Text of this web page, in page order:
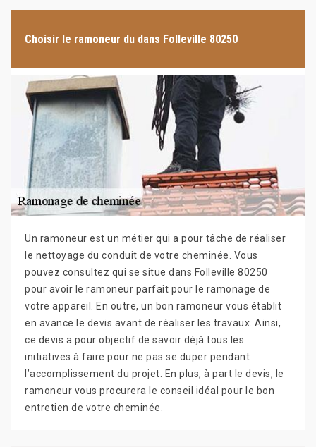
Choisir le ramoneur du dans Folleville 80250
Un ramoneur est un métier qui a pour tâche de réaliser
le nettoyage du conduit de votre cheminée. Vous
pouvez consultez qui se situe dans Folleville 80250
pour avoir le ramoneur parfait pour le ramonage de
votre appareil. En outre, un bon ramoneur vous établit
en avance le devis avant de réaliser les travaux. Ainsi,
ce devis a pour objectif de savoir déjà tous les
initiatives à faire pour ne pas se duper pendant
l’accomplissement du projet. En plus, à part le devis, le
ramoneur vous procurera le conseil idéal pour le bon
entretien de votre cheminée.